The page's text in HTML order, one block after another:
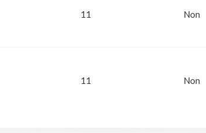
11 Non
11 Non